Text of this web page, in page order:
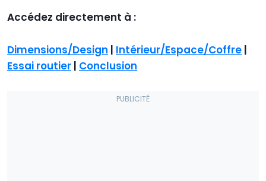
Accédez directement à :
Dimensions/Design Intérieur/Espace/Coffre
Essai routier Conclusion